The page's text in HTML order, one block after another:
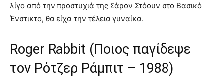
λίγο από την προστυχιά της Σάρον Στόουν στο Βασικό
Ένστικτο, θα είχα την τέλεια γυναίκα.
Roger Rabbit (Ποιος παγίδεψε
τον Ρότζερ Ράμπιτ – 1988)